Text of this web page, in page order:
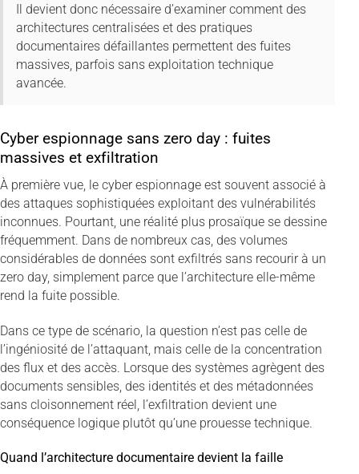
Il devient donc nécessaire d’examiner comment des
architectures centralisées et des pratiques
documentaires défaillantes permettent des fuites
massives, parfois sans exploitation technique
avancée.
Cyber espionnage sans zero day : fuites
massives et exfiltration
À première vue, le cyber espionnage est souvent associé à
des attaques sophistiquées exploitant des vulnérabilités
inconnues. Pourtant, une réalité plus prosaïque se dessine
fréquemment. Dans de nombreux cas, des volumes
considérables de données sont exfiltrés sans recourir à un
zero day, simplement parce que l’architecture elle-même
rend la fuite possible.
Dans ce type de scénario, la question n’est pas celle de
l’ingéniosité de l’attaquant, mais celle de la concentration
des flux et des accès. Lorsque des systèmes agrègent des
documents sensibles, des identités et des métadonnées
sans cloisonnement réel, l’exfiltration devient une
conséquence logique plutôt qu’une prouesse technique.
Quand l’architecture documentaire devient la faille